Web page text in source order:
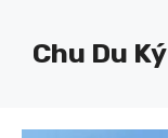
Chu Du Ký